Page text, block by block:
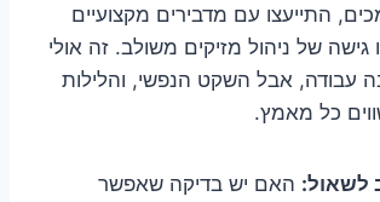
התייעצו עם מדבירים מקצועיים
גישה של ניהול מזיקים משולב. זה אולי
עבודה, אבל השקט הנפשי, והלילות
כל מאמץ.
לשאול: האם יש בדיקה שאפשר